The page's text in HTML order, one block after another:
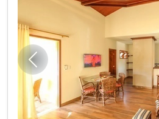
Anterior